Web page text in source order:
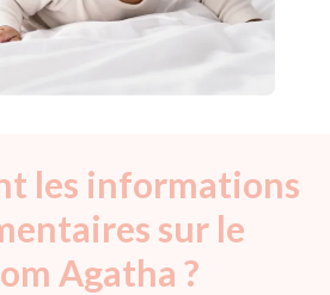
les informations
sur le
Agatha ?